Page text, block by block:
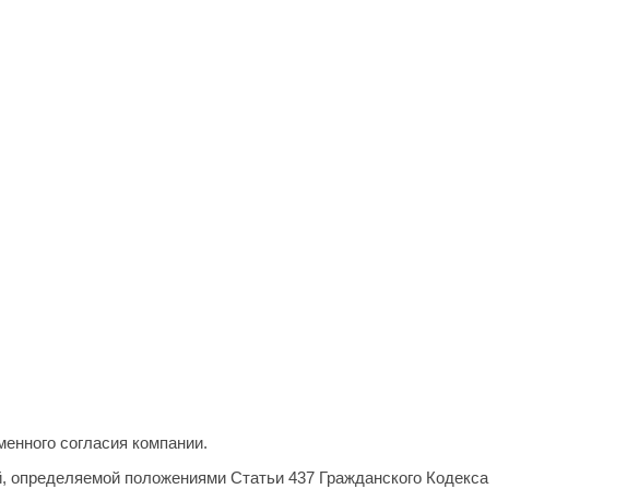
согласия компании.
положениями Статьи 437 Гражданского Кодекса